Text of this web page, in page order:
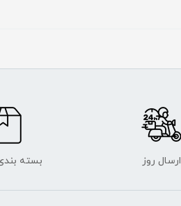
ارسال روز بسته